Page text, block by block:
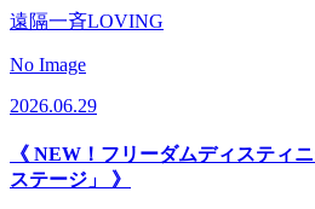
遠隔一斉LOVING
No Image
2026.06.29
《 NEW！フリーダムディスティ
ステージ」 》